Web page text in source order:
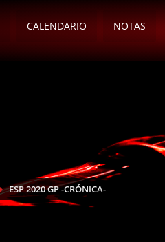
CALENDARIO NOTAS
ESP 2020 GP -CRÓNICA-